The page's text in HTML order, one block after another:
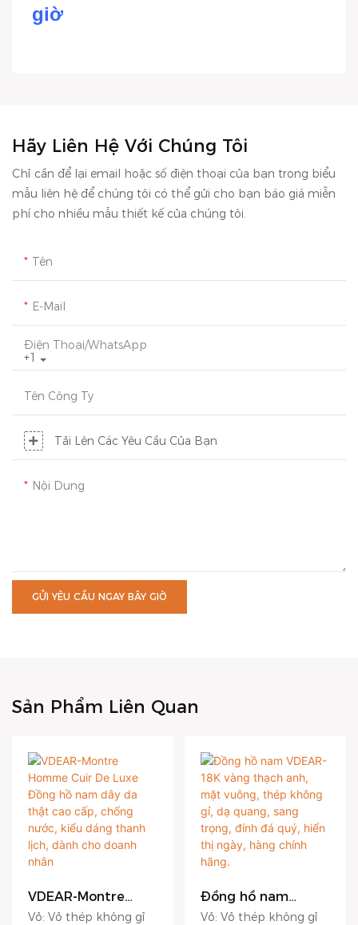
giờ
Hãy Liên Hệ Với Chúng Tôi
Chỉ cần để lại email hoặc số điện thoại của bạn trong biểu
mẫu liên hệ để chúng tôi có thể gửi cho bạn báo giá miễn
phí cho nhiều mẫu thiết kế của chúng tôi.
Tên
E-Mail
+1
Điện Thoại/WhatsApp
Tên Công Ty
Tải Lên Các Yêu Cầu Của Bạn
Nội Dung
GỬI YÊU CẦU NGAY BÂY GIỜ
Sản Phẩm Liên Quan
VDEAR-Montre
Homme Cuir De
Vỏ: Vỏ thép không gỉ
Đồng hồ nam
VDEAR-18K vàng
Vỏ: Vỏ thép không gỉ